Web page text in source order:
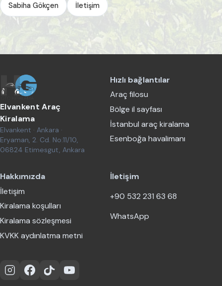
Sabiha Gökçen İletişim
Elvankent Araç
Kiralama
Elvankent · Ankara ·
Eryaman, 2. Cd. No:11/10,
06824 Etimesgut, Ankara
Hızlı bağlantılar
Araç filosu
Bölge il sayfası
İstanbul araç kiralama
Esenboğa havalimanı
Hakkımızda
İletişim
Kiralama koşulları
Kiralama sözleşmesi
KVKK aydınlatma metni
İletişim
+90 532 231 63 68
WhatsApp
InstagramFacebook
TikTokYouTube